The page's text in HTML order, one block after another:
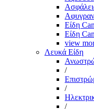
Είδη
Είδη
view
Λευκά Είδη
/
/
/